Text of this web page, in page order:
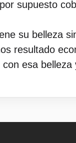
supuesto
su belleza
resultado
esa